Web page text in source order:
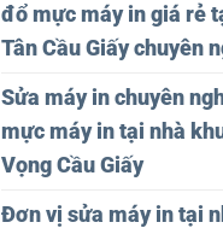
đổ mực máy in giá rẻ
Tân Cầu Giấy chuyên
Sửa máy in chuyên
mực máy in tại nhà
Vọng Cầu Giấy
Đơn vị sửa máy in tại